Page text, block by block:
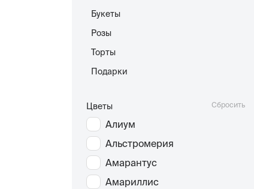
Букеты
Розы
Торты
Подарки
Цветы Сбросить
Алиум
Альстромерия
Амарантус
Амариллис